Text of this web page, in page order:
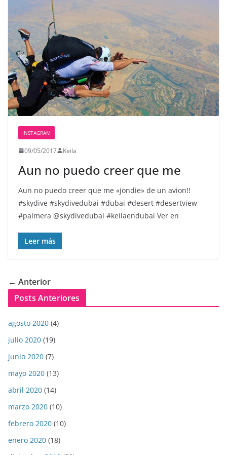
INSTAGRAM
09/05/2017 Keila
Aun no puedo creer que me
Aun no puedo creer que me «jondie» de un avion!!️️
#skydive #skydivedubai #dubai #desert #desertview
#palmera @skydivedubai #keilaendubai Ver en
Leer más
← Anterior
Posts Anteriores
agosto 2020 (4)
julio 2020 (19)
junio 2020 (7)
mayo 2020 (13)
abril 2020 (14)
marzo 2020 (10)
febrero 2020 (10)
enero 2020 (18)